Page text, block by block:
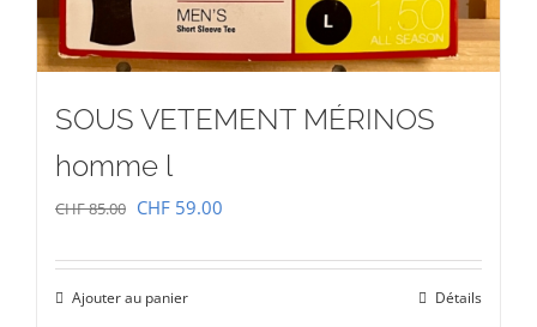
SOUS VETEMENT MÉRINOS
homme l
CHF85.00 Le
initial
était :
CHF 59.00
actuel
Ajouter au panier Détails